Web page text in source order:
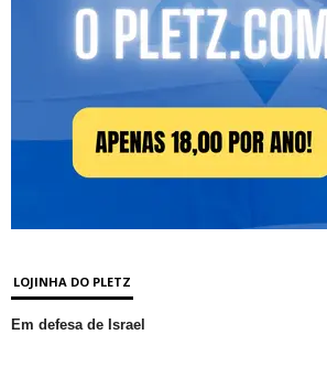
LOJINHA DO PLETZ
Em defesa de Israel